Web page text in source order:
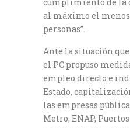
cumplimiento de la
al máximo el
personas”.
Ante la situación
el PC propuso
empleo directo e
Estado,
las empresas
Metro, ENAP,